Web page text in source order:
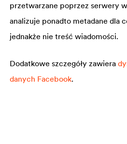
przetwarzane poprzez serwery
analizuje ponadto metadane dla
jednakże nie treść wiadomości.
Dodatkowe szczegóły zawiera
danych Facebook.